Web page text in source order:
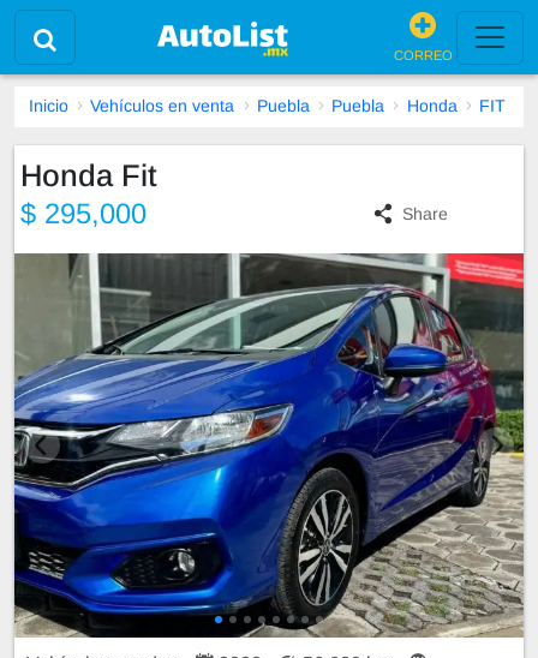
CORREO
Inicio Vehículos en venta Puebla Puebla Honda FIT
Honda Fit
$ 295,000 Share